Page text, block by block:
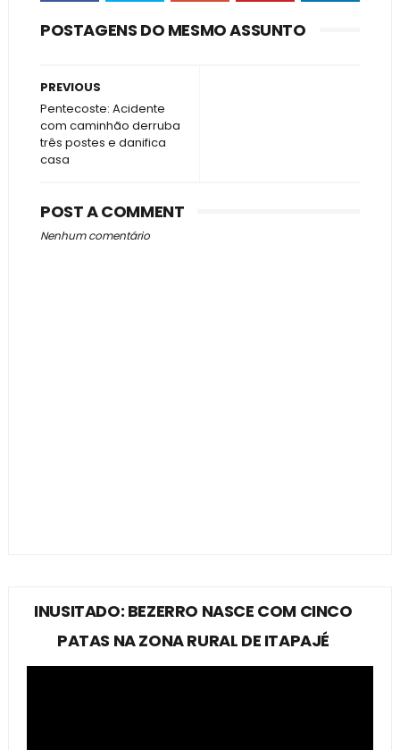
POSTAGENS DO MESMO ASSUNTO
PREVIOUS
Pentecoste: Acidente
com caminhão derruba
três postes e danifica
casa
POST A COMMENT
Nenhum comentário
INUSITADO: BEZERRO NASCE COM CINCO
PATAS NA ZONA RURAL DE ITAPAJÉ